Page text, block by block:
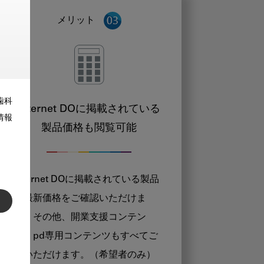
科
報
メリット
Internet DOに掲載されている
製品価格も閲覧可能
Internet DOに掲載されている製品
の最新価格をご確認いただけま
す。その他、開業支援コンテン
ツ、pd専用コンテンツもすべてご
覧いただけます。（希望者のみ）